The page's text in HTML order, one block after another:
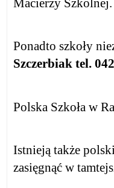
Macierzy
Ponadto szkoły
Szczerbiak tel.
Polska Szkoła w
Istnieją także
zasięgnąć w